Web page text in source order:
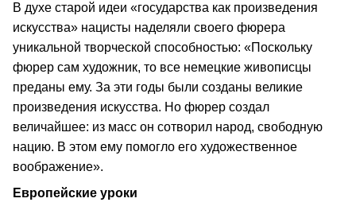
В духе старой идеи «государства как произведения
искусства» нацисты наделяли своего фюрера
уникальной творческой способностью: «Поскольку
фюрер сам художник, то все немецкие живописцы
преданы ему. За эти годы были созданы великие
произведения искусства. Но фюрер создал
величайшее: из масс он сотворил народ, свободную
нацию. В этом ему помогло его художественное
воображение».
Европейские уроки